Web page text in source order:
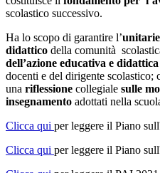
scolastico successivo.
Ha lo scopo di garantire l’
didattico della comunità
dell’azione educativa e didattica
docenti e del dirigente scolastico;
una riflessione collegiale sulle
insegnamento adottati nella
Clicca qui per leggere il Piano
Clicca qui per leggere il Piano